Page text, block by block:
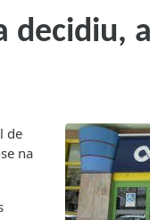
decidiu,
de
na